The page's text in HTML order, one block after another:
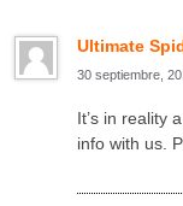
Ultimate
30 septiembre,
It’s in reality
info with us.